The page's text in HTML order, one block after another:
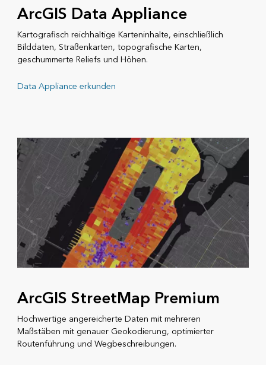
ArcGIS Data Appliance
Kartografisch reichhaltige Karteninhalte, einschließlich
Bilddaten, Straßenkarten, topografische Karten,
geschummerte Reliefs und Höhen.
Data Appliance erkunden
ArcGIS StreetMap Premium
Hochwertige angereicherte Daten mit mehreren
Maßstäben mit genauer Geokodierung, optimierter
Routenführung und Wegbeschreibungen.